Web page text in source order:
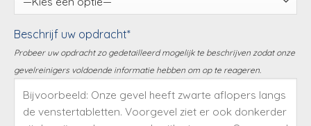
Beschrijf uw opdracht*
Probeer uw opdracht zo gedetailleerd mogelijk te beschrijven zodat onze
gevelreinigers voldoende informatie hebben om op te reageren.